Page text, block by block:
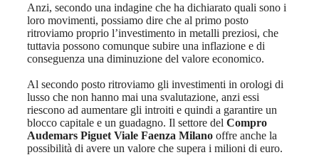
Anzi, secondo una indagine che ha dichiarato quali sono i
loro movimenti, possiamo dire che al primo posto
ritroviamo proprio l’investimento in metalli preziosi, che
tuttavia possono comunque subire una inflazione e di
conseguenza una diminuzione del valore economico.
Al secondo posto ritroviamo gli investimenti in orologi di
lusso che non hanno mai una svalutazione, anzi essi
riescono ad aumentare gli introiti e quindi a garantire un
blocco capitale e un guadagno. Il settore del Compro
Audemars Piguet Viale Faenza Milano offre anche la
possibilità di avere un valore che supera i milioni di euro.